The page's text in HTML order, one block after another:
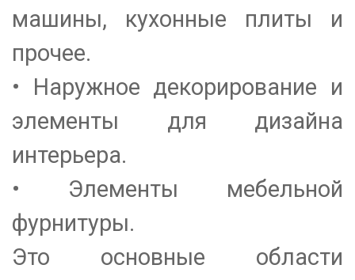
машины, кухонные плиты и
прочее.
• Наружное декорирование и
элементы для дизайна
интерьера.
• Элементы мебельной
фурнитуры.
Это основные области